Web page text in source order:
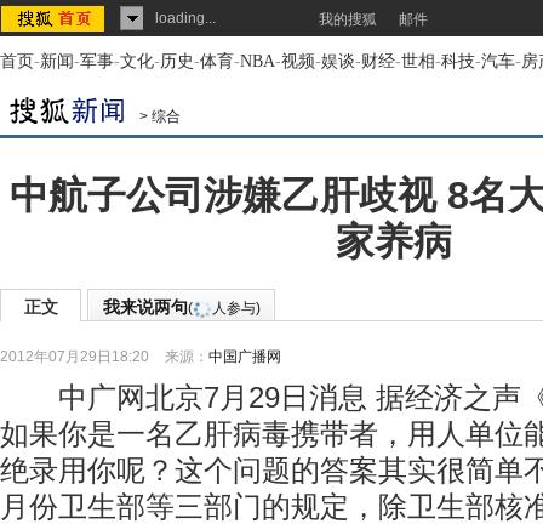
loading... 我的搜狐 邮件
首页-新闻-军事-文化-历史-体育-NBA-视频-娱谈-财经-世相-科技-汽车-房
> 综合
中航子公司涉嫌乙肝歧视 8名
家养病
正文 我来说两句( 人参与)
2012年07月29日18:20 来源： 中国广播网
中广网北京7月29日消息 据经济之声
如果你是一名乙肝病毒携带者，用人单位
绝录用你呢？这个问题的答案其实很简单
月份卫生部等三部门的规定，除卫生部核